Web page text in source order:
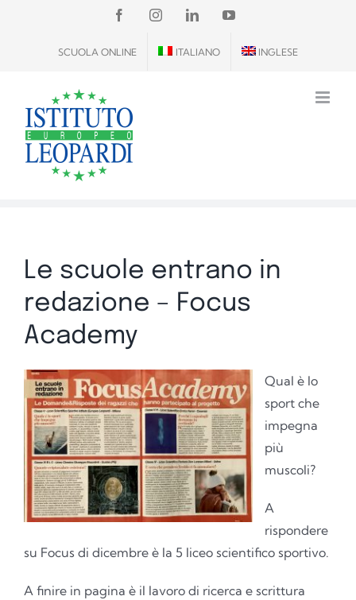
contenuto
FACEBOOKINSTAGRAM
LINKEDINYOUTUBE
SCUOLA ONLINE ITALIANO INGLESE
Le scuole entrano in
redazione – Focus
Academy
Qual è lo
sport che
impegna
più
muscoli?
A
rispondere
su Focus di dicembre è la 5 liceo scientifico sportivo.
A finire in pagina è il lavoro di ricerca e scrittura